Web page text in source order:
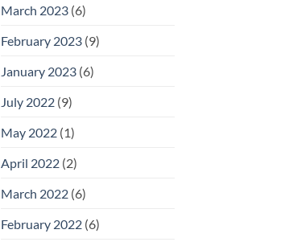
March 2023(6)
February 2023(9)
January 2023(6)
July 2022(9)
May 2022(1)
April 2022(2)
March 2022(6)
February 2022(6)